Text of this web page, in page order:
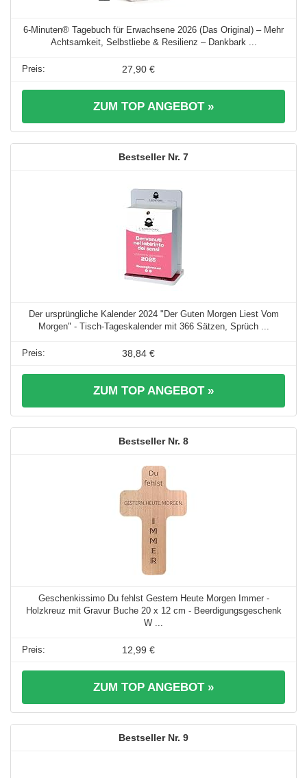
6-Minuten® Tagebuch für Erwachsene 2026 (Das Original) – Mehr
Achtsamkeit, Selbstliebe & Resilienz – Dankbark ...
27,90 €
ZUM TOP ANGEBOT »
7
Der ursprüngliche Kalender 2024 "Der Guten Morgen Liest Vom
Morgen" - Tisch-Tageskalender mit 366 Sätzen, Sprüch ...
38,84 €
ZUM TOP ANGEBOT »
8
Geschenkissimo Du fehlst Gestern Heute Morgen Immer -
Holzkreuz mit Gravur Buche 20 x 12 cm - Beerdigungsgeschenk
W ...
12,99 €
ZUM TOP ANGEBOT »
9